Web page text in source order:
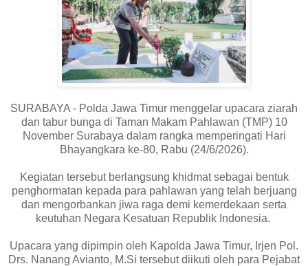
SURABAYA - Polda Jawa Timur menggelar upacara ziarah
dan tabur bunga di Taman Makam Pahlawan (TMP) 10
November Surabaya dalam rangka memperingati Hari
Bhayangkara ke-80, Rabu (24/6/2026).
Kegiatan tersebut berlangsung khidmat sebagai bentuk
penghormatan kepada para pahlawan yang telah berjuang
dan mengorbankan jiwa raga demi kemerdekaan serta
keutuhan Negara Kesatuan Republik Indonesia.
Upacara yang dipimpin oleh Kapolda Jawa Timur, Irjen Pol.
Drs. Nanang Avianto, M.Si tersebut diikuti oleh para Pejabat